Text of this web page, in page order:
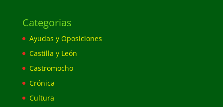
Categorias
Ayudas y Oposiciones
Castilla y León
Castromocho
Crónica
Cultura